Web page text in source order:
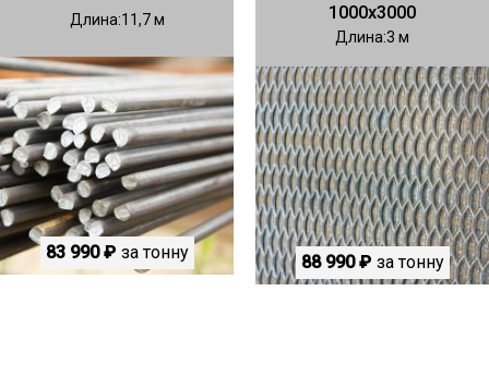
Длина 11,7
83 990 ₽ за тонну
1000х3000
Длина 3
88 990 ₽ за тонну